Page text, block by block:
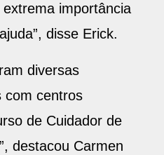
importância
disse Erick.
diversas
com centros
de Cuidador de
destacou Carmen